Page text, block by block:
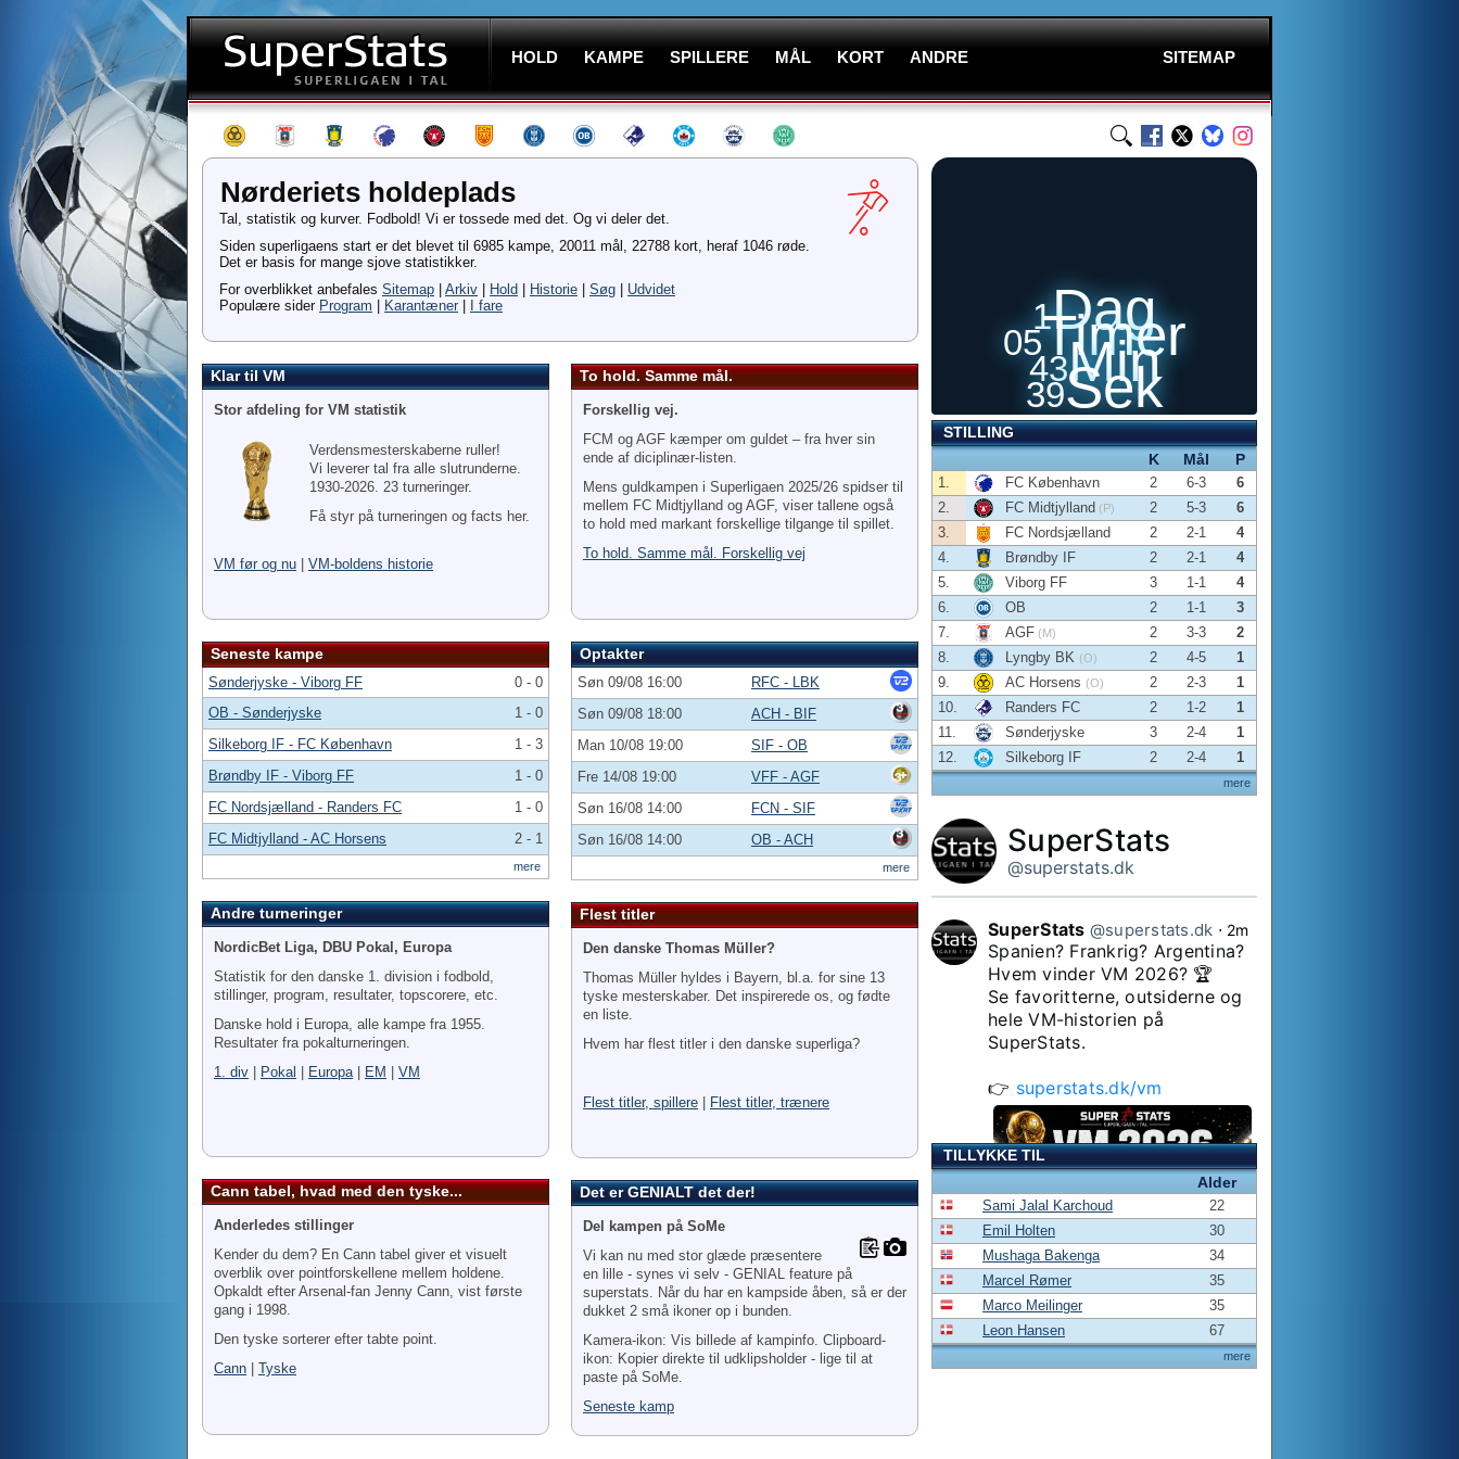
HOLD KAMPE SPILLERE MÅL KORT ANDRE SITEMAP
Nørderiets holdeplads
Tal, statistik og kurver. Fodbold! Vi er tossede med det. Og vi deler det.
Siden superligaens start er det blevet til 6985 kampe, 20011 mål, 22788 kort, heraf 1046 røde.
Det er basis for mange sjove statistikker.
For overblikket anbefales Sitemap Arkiv Hold Historie Søg
Udvidet
Populære sider Program Karantæner I fare
Klar til VM
Stor afdeling for VM statistik
Verdensmesterskaberne ruller!
Vi leverer tal fra alle slutrunderne.
1930-2026. 23 turneringer.
Få styr på turneringen og facts her.
VM før og nu VM-boldens historie
To hold. Samme mål.
Forskellig vej.
FCM og AGF kæmper om guldet – fra hver sin
ende af diciplinær-listen.
Mens guldkampen i Superligaen 2025/26 spidser til
mellem FC Midtjylland og AGF, viser tallene også
to hold med markant forskellige tilgange til spillet.
To hold. Samme mål. Forskellig vej
Seneste kampe
mere
Sønderjyske - Viborg FF
0 - 0
OB - Sønderjyske
1 - 0
Silkeborg IF - FC København
1 - 3
Brøndby IF - Viborg FF
1 - 0
FC Nordsjælland - Randers FC
1 - 0
FC Midtjylland - AC Horsens
2 - 1
Optakter
mere
Søn 09/08 16:00
RFC - LBK
Søn 09/08 18:00
ACH - BIF
Man 10/08 19:00
SIF - OB
Fre 14/08 19:00
VFF - AGF
Søn 16/08 14:00
FCN - SIF
Søn 16/08 14:00
OB - ACH
Andre turneringer
NordicBet Liga, DBU Pokal, Europa
Statistik for den danske 1. division i fodbold,
stillinger, program, resultater, topscorere, etc.
Danske hold i Europa, alle kampe fra 1955.
Resultater fra pokalturneringen.
1. div
Pokal Europa| EM VM
Flest titler
Den danske Thomas Müller?
Thomas Müller hyldes i Bayern, bl.a. for sine 13
tyske mesterskaber. Det inspirerede os, og fødte
en liste.
Hvem har flest titler i den danske superliga?
Flest titler, spillere Flest titler, trænere
Cann tabel, hvad med den tyske...
Anderledes stillinger
Kender du dem? En Cann tabel giver et visuelt
overblik over pointforskellene mellem holdene.
Opkaldt efter Arsenal-fan Jenny Cann, vist første
gang i 1998.
Den tyske sorterer efter tabte point.
Cann
Tyske
Det er GENIALT det der!
Del kampen på SoMe
Vi kan nu med stor glæde præsentere
en lille - synes vi selv - GENIAL feature på
superstats. Når du har en kampside åben, så er der
dukket 2 små ikoner op i bunden.
Kamera-ikon: Vis billede af kampinfo. Clipboard-
ikon: Kopier direkte til udklipsholder - lige til at
paste på SoMe.
Seneste kamp
1Dag
05Timer
43Min
39Sek
STILLING
K
Mål P
mere
1. FC København 2 6-3
6
2.
FC Midtjylland (P) 2 5-3
6
3.
FC Nordsjælland 2 2-1
4
4.
Brøndby IF 2 2-1
4
5.
Viborg FF 3 1-1
4
6.
OB 2 1-1
3
7.
AGF (M) 2 3-3
2
8.
Lyngby BK (O) 2 4-5
1
9.
AC Horsens (O) 2 2-3
1
10.
Randers FC 2 1-2
1
11.
Sønderjyske 3 2-4
1
12.
Silkeborg IF 2 2-4 1
SuperStats
@superstats.dk
SuperStats @superstats.dk ⋅ 2m
Spanien? Frankrig? Argentina?
Hvem vinder VM 2026? 🏆
Se favoritterne, outsiderne og
hele VM-historien på
SuperStats.
👉 superstats.dk/vm
TILLYKKE TIL
Alder
mere
Sami Jalal Karchoud
22
Emil Holten
30
Mushaga Bakenga
34
Marcel Rømer
35
Marco Meilinger
35
Leon Hansen
67